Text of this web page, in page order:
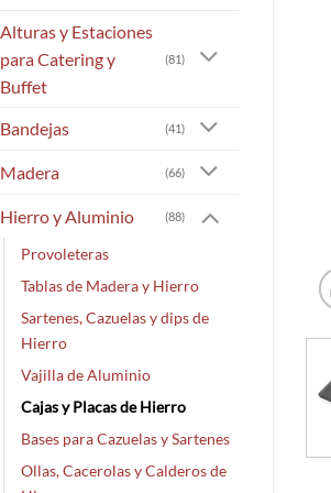
Alturas y Estaciones
para Catering y
Buffet
(81)
Bandejas (41)
Madera (66)
Hierro y Aluminio (88)
Provoleteras
Tablas de Madera y Hierro
Sartenes, Cazuelas y dips de
Hierro
Vajilla de Aluminio
Cajas y Placas de Hierro
Bases para Cazuelas y Sartenes
Ollas, Cacerolas y Calderos de